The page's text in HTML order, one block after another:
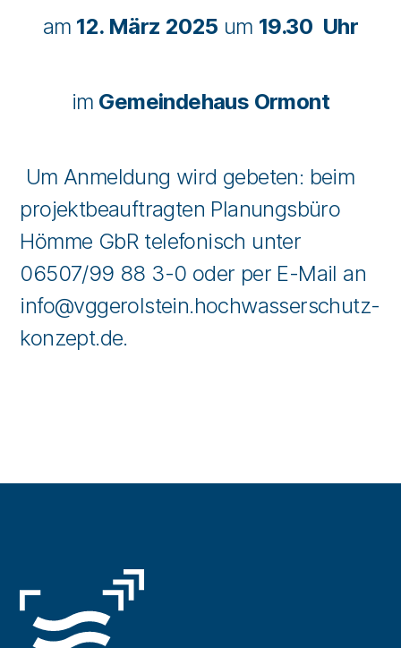
am 12. März 2025 um 19.30 Uhr
im Gemeindehaus Ormont
Um Anmeldung wird gebeten: beim
projektbeauftragten Planungsbüro
Hömme GbR telefonisch unter
06507/99 88 3-0 oder per E-Mail an
info@vggerolstein.hochwasserschutz-
konzept.de.